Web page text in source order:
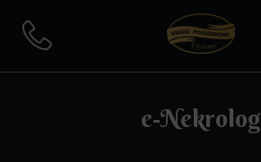
e-Nekrolog